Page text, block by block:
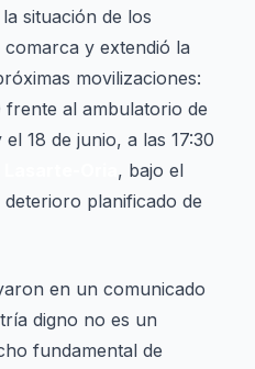
situación de los
y extendió la
movilizaciones:
frente al ambulatorio de
el 18 de junio, a las 17:30
, bajo el
planificado de
en un comunicado
digno no es un
fundamental de